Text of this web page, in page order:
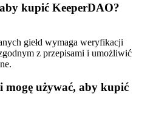
Win
prize pool
kupić KeeperDAO?
giełd wymaga weryfikacji
z przepisami i umożliwić
mogę używać, aby kupić